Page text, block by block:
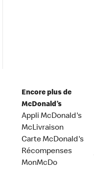
Encore plus de
McDonald’s
Appli McDonald's
McLivraison
Carte McDonald's
Récompenses
MonMcDo